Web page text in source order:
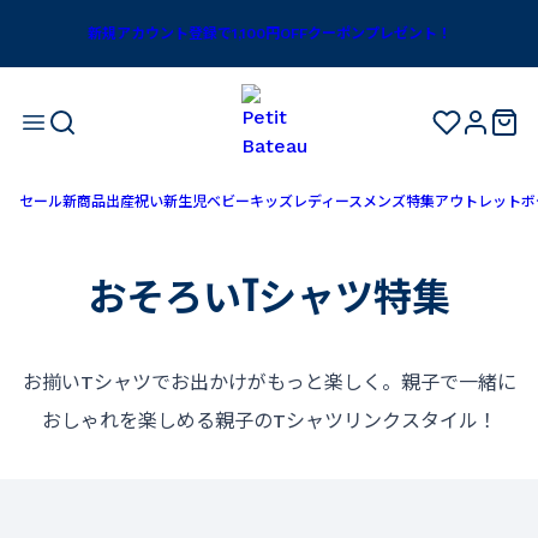
新規アカウント登録で1,100円OFFクーポンプレゼント！
セール新商品出産祝い新生児ベビーキッズ レディースメンズ特集アウトレットボ
おそろいTシャツ特集
お揃いTシャツでお出かけがもっと楽しく。親子で一緒に
おしゃれを楽しめる親子のTシャツリンクスタイル！